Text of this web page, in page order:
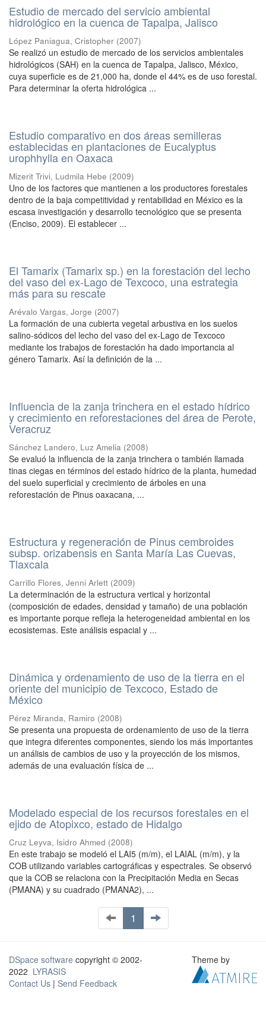
Estudio de mercado del servicio ambiental
hidrológico en la cuenca de Tapalpa, Jalisco
López Paniagua, Cristopher (2007)
Se realizó un estudio de mercado de los servicios ambientales
hidrológicos (SAH) en la cuenca de Tapalpa, Jalisco, México,
cuya superficie es de 21,000 ha, donde el 44% es de uso forestal.
Para determinar la oferta hidrológica ...
Estudio comparativo en dos áreas semilleras
establecidas en plantaciones de Eucalyptus
urophhylla en Oaxaca
Mizerit Trivi, Ludmila Hebe (2009)
Uno de los factores que mantienen a los productores forestales
dentro de la baja competitividad y rentabilidad en México es la
escasa investigación y desarrollo tecnológico que se presenta
(Enciso, 2009). El establecer ...
El Tamarix (Tamarix sp.) en la forestación del lecho
del vaso del ex-Lago de Texcoco, una estrategia
más para su rescate
Arévalo Vargas, Jorge (2007)
La formación de una cubierta vegetal arbustiva en los suelos
salino-sódicos del lecho del vaso del ex-Lago de Texcoco
mediante los trabajos de forestación ha dado importancia al
género Tamarix. Así la definición de la ...
Influencia de la zanja trinchera en el estado hídrico
y crecimiento en reforestaciones del área de Perote,
Veracruz
Sánchez Landero, Luz Amelia (2008)
Se evaluó la influencia de la zanja trinchera o también llamada
tinas ciegas en términos del estado hídrico de la planta, humedad
del suelo superficial y crecimiento de árboles en una
reforestación de Pinus oaxacana, ...
Estructura y regeneración de Pinus cembroides
subsp. orizabensis en Santa María Las Cuevas,
Tlaxcala
Carrillo Flores, Jenni Arlett (2009)
La determinación de la estructura vertical y horizontal
(composición de edades, densidad y tamaño) de una población
es importante porque refleja la heterogeneidad ambiental en los
ecosistemas. Este análisis espacial y ...
Dinámica y ordenamiento de uso de la tierra en el
oriente del municipio de Texcoco, Estado de
México
Pérez Miranda, Ramiro (2008)
Se presenta una propuesta de ordenamiento de uso de la tierra
que integra diferentes componentes, siendo los más importantes
un análisis de cambios de uso y la proyección de los mismos,
además de una evaluación física de ...
Modelado especial de los recursos forestales en el
ejido de Atopixco, estado de Hidalgo
Cruz Leyva, Isidro Ahmed (2008)
En este trabajo se modeló el LAI5 (m/m), el LAIAL (m/m), y la
COB utilizando variables cartográficas y espectrales. Se observó
que la COB se relaciona con la Precipitación Media en Secas
(PMANA) y su cuadrado (PMANA2), ...
1
DSpace software copyright © 2002-
2022 LYRASIS
Contact Us | Send Feedback
Theme by